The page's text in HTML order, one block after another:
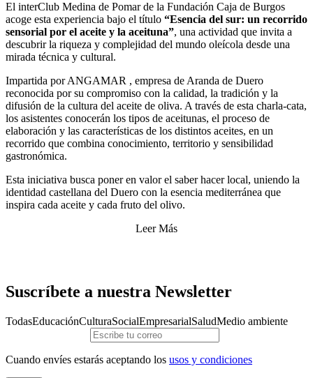
El interClub Medina de Pomar de la Fundación Caja de Burgos
acoge esta experiencia bajo el título “Esencia del sur: un recorrido
sensorial por el aceite y la aceituna”, una actividad que invita a
descubrir la riqueza y complejidad del mundo oleícola desde una
mirada técnica y cultural.
Impartida por ANGAMAR , empresa de Aranda de Duero
reconocida por su compromiso con la calidad, la tradición y la
difusión de la cultura del aceite de oliva. A través de esta charla-cata,
los asistentes conocerán los tipos de aceitunas, el proceso de
elaboración y las características de los distintos aceites, en un
recorrido que combina conocimiento, territorio y sensibilidad
gastronómica.
Esta iniciativa busca poner en valor el saber hacer local, uniendo la
identidad castellana del Duero con la esencia mediterránea que
inspira cada aceite y cada fruto del olivo.
Leer Más
Suscríbete a nuestra Newsletter
TodasEducaciónCulturaSocialEmpresarialSaludMedio ambiente
Cuando envíes estarás aceptando los usos y condiciones